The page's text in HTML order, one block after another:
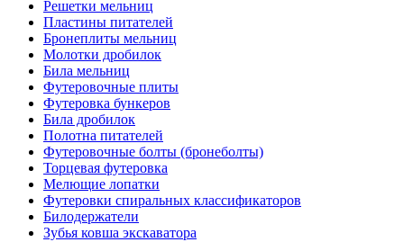
Решетки мельниц
Пластины питателей
Бронеплиты мельниц
Молотки дробилок
Била мельниц
Футеровочные плиты
Футеровка бункеров
Била дробилок
Полотна питателей
Футеровочные болты (бронеболты)
Торцевая футеровка
Мелющие лопатки
Футеровки спиральных классификаторов
Билодержатели
Зубья ковша экскаватора